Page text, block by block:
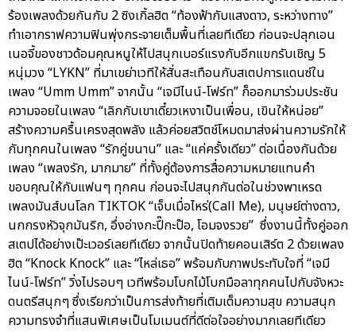
ร้องเพลงด้วยกันกับ 2 ซิงเกิ้ลฮิต “ท้องฟ้ากับแสงดาว, ระหว่างทาง”
ทำเอากราฟความฟินพุ่งกระจายเต็มพื้นที่เลยทีเดียว ก่อนจะปลุกเอน
เนอจี้ของชาวด้อมคุณหนูให้ไปสนุกเบอร์แรงกับอีกแขกรับเชิญ 5
หนุ่มวง “LYKN” ที่มาเขย่าเวทีให้สั่นสะเทือนกับสเตปการแดนซ์ใน
เพลง “Umm Umm” จากนั้น “เจมีไนน์-โฟร์ท” ก็ออกมาร่วมประชัน
ความจอยในเพลง “เลิกกับเขาเดี๋ยวเหงาเป็นเพื่อน, เขินให้หน่อย”
สร้างความครื้นเครงสุดพลัง แล้วค่อยสวิตช์โหมดมาส่งผ่านความรักให้
กับทุกคนในเพลง “รักคู่ขนาน” และ “แค่ครั้งเดียว” ต่อเนื่องกันด้วย
เพลง “เพลงรัก, มากมาย” ที่ทั้งคู่ต้องการสื่อความหมายแทนคำ
ขอบคุณให้กับแฟนๆ ทุกคน ก่อนจะไปสนุกกันต่อในช่วงพาเหรด
เพลงมันส์บนโลก TIKTOK “เจ็บเมื่อไหร่(Call Me), มนุษย์ต่างดาว,
นกกรงหัวจุกมันริก, อึ่งอ่างกะปี๊กะป๊อ, โอมจงรวย” ซึ่งงานนี้ทั้งคู่ออก
สเตปได้อย่างเป๊ะเวอร์เลยทีเดียว จากนั้นปิดท้ายคอนเสิร์ต 2 ด้วยเพลง
ฮิต “Knock Knock” และ “ไหล่เธอ” พร้อมกับภาพประทับใจที่ “เจมี
ไนน์-โฟร์ท” วิ่งไปรอบๆ เวทีพร้อมโบกไม้โบกมือลาทุกคนไปกับจังหวะ
ดนตรีสนุกๆ ซึ่งเรียกว่าเป็นการส่งท้ายที่เติมเต็มความสุข ความสนุก
ความทรงจำที่แสนพิเศษเป็นโมเมนต์ที่ดีต่อใจอย่างมากเลยทีเดียว